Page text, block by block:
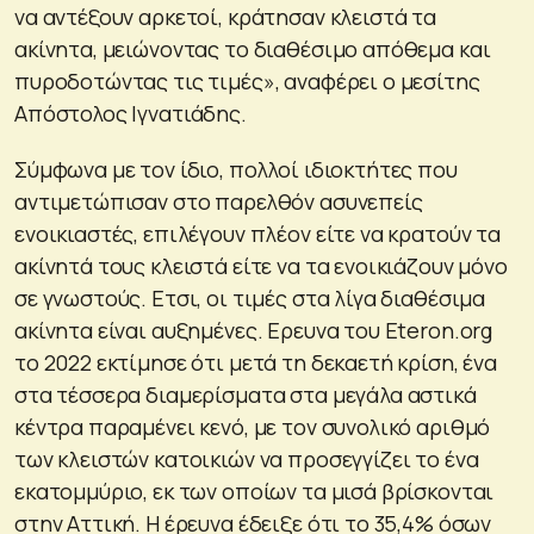
να αντέξουν αρκετοί, κράτησαν κλειστά τα
ακίνητα, μειώνοντας το διαθέσιμο απόθεμα και
πυροδοτώντας τις τιμές», αναφέρει ο μεσίτης
Απόστολος Ιγνατιάδης.
Σύμφωνα με τον ίδιο, πολλοί ιδιοκτήτες που
αντιμετώπισαν στο παρελθόν ασυνεπείς
ενοικιαστές, επιλέγουν πλέον είτε να κρατούν τα
ακίνητά τους κλειστά είτε να τα ενοικιάζουν μόνο
σε γνωστούς. Ετσι, οι τιμές στα λίγα διαθέσιμα
ακίνητα είναι αυξημένες. Ερευνα του Eteron.org
το 2022 εκτίμησε ότι μετά τη δεκαετή κρίση, ένα
στα τέσσερα διαμερίσματα στα μεγάλα αστικά
κέντρα παραμένει κενό, με τον συνολικό αριθμό
των κλειστών κατοικιών να προσεγγίζει το ένα
εκατομμύριο, εκ των οποίων τα μισά βρίσκονται
στην Αττική. Η έρευνα έδειξε ότι το 35,4% όσων